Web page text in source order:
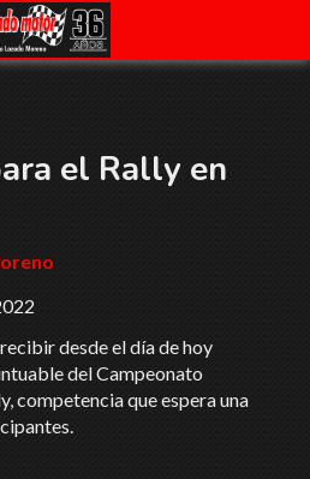
el Rally en
desde el día de hoy
del Campeonato
competencia que espera una